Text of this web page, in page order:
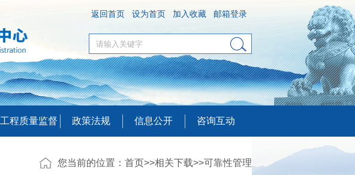
返回首页 设为首页 加入收藏 邮箱登录
工程质量监督 政策法规 信息公开 咨询互动
您当前的位置： 首页>>相关下载>>可靠性管理